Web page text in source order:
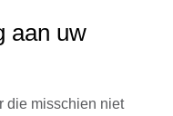
aan uw
die misschien niet